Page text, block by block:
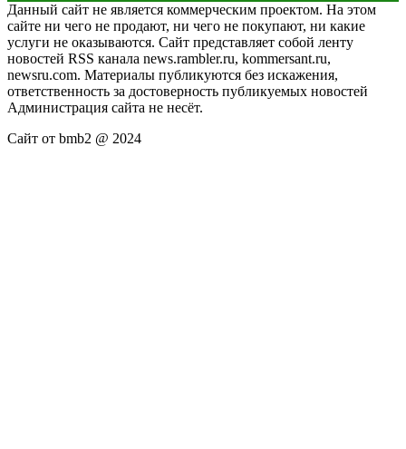
Данный сайт не является коммерческим проектом. На этом
сайте ни чего не продают, ни чего не покупают, ни какие
услуги не оказываются. Сайт представляет собой ленту
новостей RSS канала news.rambler.ru, kommersant.ru,
newsru.com. Материалы публикуются без искажения,
ответственность за достоверность публикуемых новостей
Администрация сайта не несёт.
Сайт от bmb2 @ 2024